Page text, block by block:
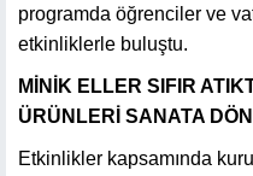
programda öğrenciler ve
etkinliklerle buluştu.
MİNİK ELLER SIFIR
ÜRÜNLERİ SANATA
Etkinlikler kapsamında